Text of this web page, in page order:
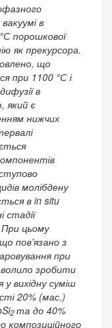
в
порошкової
як прекурсора.
що
при 1100 °С і
в
який є
нижчих
молібдену
в in situ
стадії
цьому
пов’язано з
при
зробити
у вихідну суміш
20% (мас.)
2 та до 40%
композиційного